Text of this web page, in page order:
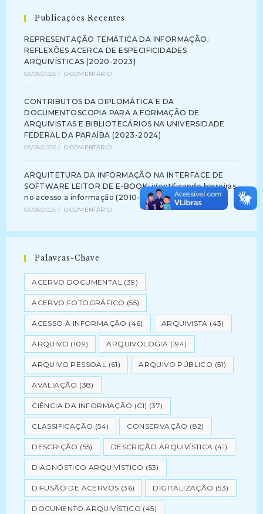
Publicações Recentes
REPRESENTAÇÃO TEMÁTICA DA INFORMAÇÃO:
REFLEXÕES ACERCA DE ESPECIFICIDADES
ARQUIVÍSTICAS (2020-2023)
03/08/2026 / 0 COMENTÁRIO
CONTRIBUTOS DA DIPLOMÁTICA E DA
DOCUMENTOSCOPIA PARA A FORMAÇÃO DE
ARQUIVISTAS E BIBLIOTECÁRIOS NA UNIVERSIDADE
FEDERAL DA PARAÍBA (2023-2024)
03/08/2026 / 0 COMENTÁRIO
ARQUITETURA DA INFORMAÇÃO NA INTERFACE DE
SOFTWARE LEITOR DE E-BOOK: identificando barreiras
no acesso a informação (2010-2012)
03/08/2026 / 0 COMENTÁRIO
Palavras-Chave
ACERVO DOCUMENTAL (39)
ACERVO FOTOGRÁFICO (55)
ACESSO À INFORMAÇÃO (46) ARQUIVISTA (43)
ARQUIVO (109) ARQUIVOLOGIA (194)
ARQUIVO PESSOAL (61) ARQUIVO PÚBLICO (51)
AVALIAÇÃO (38)
CIÊNCIA DA INFORMAÇÃO (CI) (37)
CLASSIFICAÇÃO (54) CONSERVAÇÃO (82)
DESCRIÇÃO (55) DESCRIÇÃO ARQUIVÍSTICA (41)
DIAGNÓSTICO ARQUIVÍSTICO (53)
DIFUSÃO DE ACERVOS (36) DIGITALIZAÇÃO (53)
DOCUMENTO ARQUIVÍSTICO (45)